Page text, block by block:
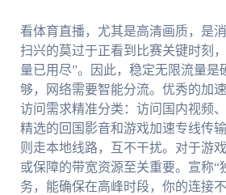
看体育直播，尤其是高清画质，是
扫兴的莫过于正看到比赛关键时刻
量已用尽”。因此，稳定无限流量是
够，网络需要智能分流。优秀的加
访问需求精准分类：访问国内视频
精选的回国影音和游戏加速专线传
则走本地线路，互不干扰。对于游
或保障的带宽资源至关重要。宣称“
务，能确保在高峰时段，你的连接